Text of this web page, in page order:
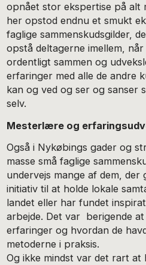
opnået stor ekspertise på alt
her opstod endnu et smukt
faglige sammenskudsgilder,
opstå deltagerne imellem,
ordentligt sammen og
erfaringer med alle de andre
kan og ved og ser og sanser
selv.
Mesterlære og
Også i Nykøbings gader og
masse små faglige
undervejs mange af dem, der
initiativ til at holde lokale
landet eller har fundet
arbejde. Det var berigende
erfaringer og hvordan de
metoderne i praksis.
Og ikke mindst var det rart at